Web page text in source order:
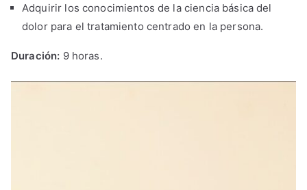
Adquirir los conocimientos de la ciencia básica del
dolor para el tratamiento centrado en la persona.
Duración: 9 horas.